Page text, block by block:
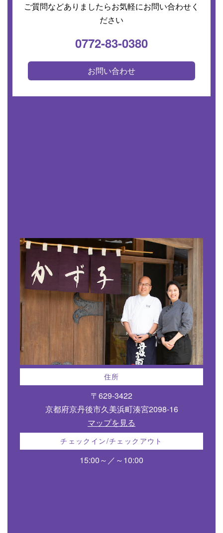
ご質問などありましたらお気軽にお問い合わせく
ださい
0772-83-0380
お問い合わせ
住所
〒629-3422
京都府京丹後市久美浜町湊宮2098-16
マップを見る
チェックイン/チェックアウト
15:00～／～10:00